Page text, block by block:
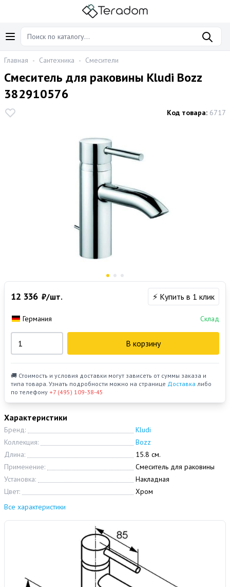
Главная - Сантехника - Смесители
Смеситель для раковины Kludi Bozz
382910576
Код товара: 6717
Характеристики
Бренд:
Kludi
Коллекция:
Bozz
Длина:
15.8 см.
Применение:
Смеситель для раковины
Установка:
Накладная
Цвет:
Хром
Все характеристики
12 336 ₽/шт. ⚡ Купить в 1 клик
Германия Склад
В корзину
🚚 Стоимость и условия доставки могут зависеть от суммы заказа и
типа товара. Узнать подробности можно на странице Доставка либо
по телефону +7 (495) 109-38-45